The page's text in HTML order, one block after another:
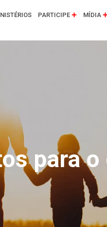
PARTICIPE MÍDIA
para